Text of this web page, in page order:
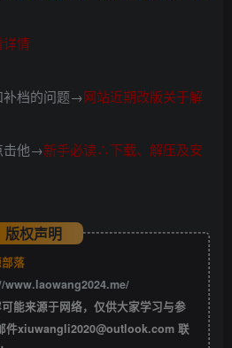
详情
补档的问题→网站近期改版关于解
击他→新手必读∴下载、解压及安
版权声明
落
www.laowang2024.me/
能来源于网络，仅供大家学习与参
件xiuwangli2020@outlook.com 联